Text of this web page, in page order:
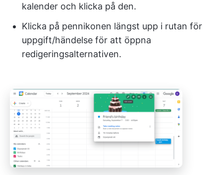
kalender och klicka på den.
Klicka på pennikonen längst upp i rutan för
uppgift/händelse för att öppna
redigeringsalternativen.